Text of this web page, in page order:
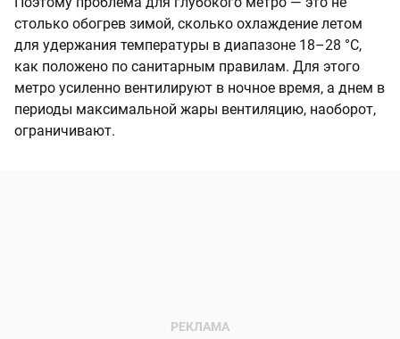
столько обогрев зимой, сколько охлаждение летом
для удержания температуры в диапазоне 18–28 °C,
как положено по санитарным правилам. Для этого
метро усиленно вентилируют в ночное время, а днем в
периоды максимальной жары вентиляцию, наоборот,
ограничивают.